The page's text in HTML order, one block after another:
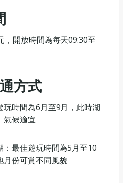
，開放時間為每天09:30至
方式
玩時間為6月至9月，此時湖
氣候適宜
：最佳遊玩時間為5月至10
月份可賞不同風貌